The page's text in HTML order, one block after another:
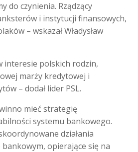
do czynienia. Rządzący
i instytucji finansowych,
– wskazał Władysław
interesie polskich rodzin,
marży kredytowej i
– dodał lider PSL.
mieć strategię
systemu bankowego.
działania
opierające się na